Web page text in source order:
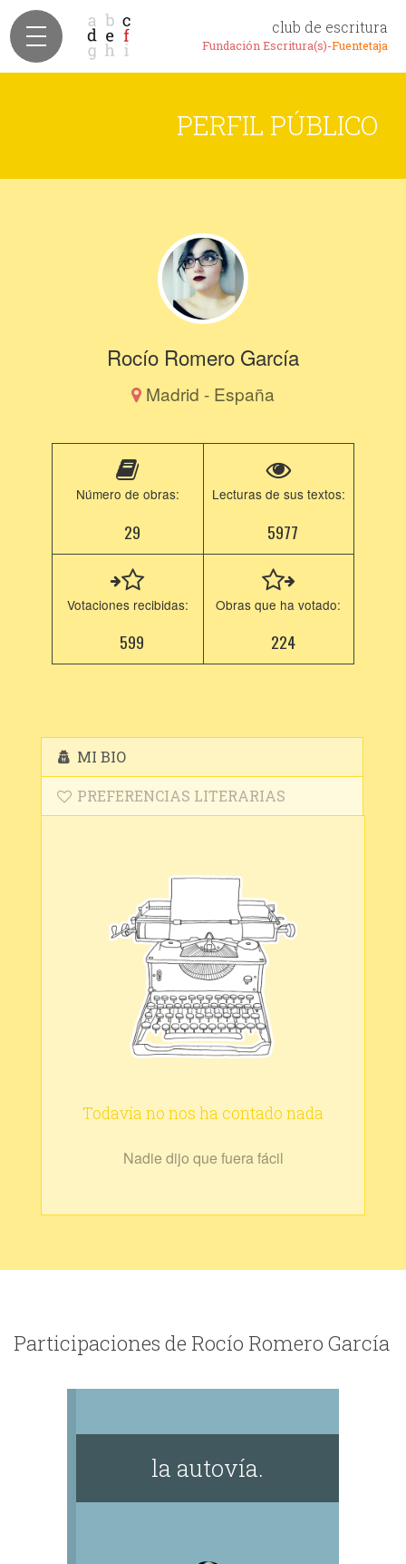
club de escritura
Fundación Escritura(s)-Fuentetaja
PERFIL PÚBLICO
Rocío Romero García
Madrid - España
Número de obras:
29
Lecturas de sus textos:
5977
Votaciones recibidas:
599
Obras que ha votado:
224
MI BIO
PREFERENCIAS LITERARIAS
Todavía no nos ha contado nada
Nadie dijo que fuera fácil
Participaciones de Rocío Romero García
la autovía.